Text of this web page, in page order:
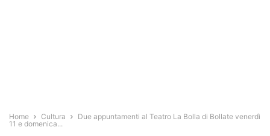
Home Cultura
Due appuntamenti al Teatro La Bolla di Bollate venerdì
11 e domenica...